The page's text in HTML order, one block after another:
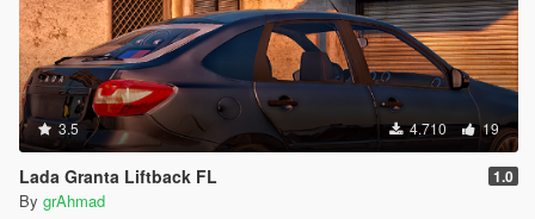
3.5 4.710 19
Lada Granta Liftback FL 1.0
By grAhmad